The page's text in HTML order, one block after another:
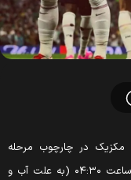
در چارچوب مرحله
یک‌هشتم نهایی رقابت‌های جام جهانی ۲۰۲۶ از ساعت ۰۴:۳۰ (به علت آب و